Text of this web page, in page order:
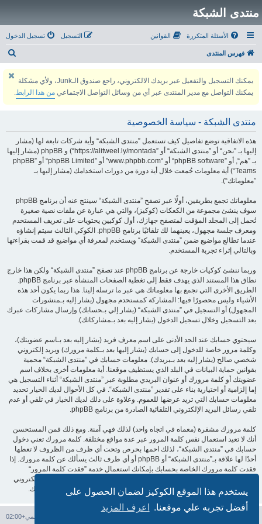
يستخدم هذا الموقع الكوكيز لضمان الحصول على
أفضل تجربه علي موقعنا.
اعرف المزيد
منتدى الشبكة
الأسئلة المتكررة القوانين تسجيل الدخول التسجيل
فهرس المنتدى
يمكنك التسجيل والتفعيل عبر بريدك الالكتروني، راجع صندوق الـJunk، ولأي مشكلة
يمكنك التواصل مع مدير المنتدى عبر أي من وسائل التواصل الاجتماعي من هذا الرابط.
منتدى الشبكة - سياسة الخصوصية
هذه الاتفاقية توضع تفاصيل كيف تستعمل ”منتدى الشبكة“ وأية شركات تابعة لها (مشار
إليها بـ ”نحن“ أو ”منتدى الشبكة“ أو ”https://alitweel.ly/montada“) و phpBB (مشار إليها
بـ ”هم“, أو ”phpBB software“ أو “www.phpbb.com” أو ”phpBB Limited“ أو ”phpBB
Teams“) أية معلومات جُمعت خلال أية دورة من دورات استخدامك (مشار إليها بـ
”معلوماتك“).
معلوماتك تجمع بطريقين، أولًا عبر تصفح ”منتدى الشبكة“ سينتج عنه أن برنامج phpBB
سوف ينشئ مجموعة من الكعكات (كوكيز)، والتي هي عبارة عن ملفات نصية صغيرة
تُحمل إلى المجلد المؤقت لمتصفح جهازك، أول كوكيين يحتويات على تعريف المستخدم
ومعرف جلسة مجهول، يعينهما لك تلقائيًا برنامج phpBB. الكوكي الثالث سيتم إنشاؤه
عندما تطالع مواضيع ضمن ”منتدى الشبكة“ ويستخدم لمعرفة أي مواضيع قد قمت بقراءتها
وبالتالي إثراء تجربة المستخدم.
وربما ننشئ كوكيات خارجة عن برنامج phpBB عند تصفح ”منتدى الشبكة“ ولكن هذا خارج
نطاق هذا المستند الذي يهدف فقط إلى تغطية الصفحات المنشأة عبر برنامج phpBB.
الطريق الأخرى التي نجمع بها معلوماتك هي عبر ما ترسله إلينا. هذا ربما يكون أحد هذه
الأشياء وليس محصورًا فيها: المشاركة كمستحدم مجهول (يشار إليه بـمنشورات
المجهول) أو التسجيل في ”منتدى الشبكة“ (يشار إلي بـحسابك) وإرسال مشاركات عبرك
بعد التسجيل وخلال تسجيل الدخول (يشار إليه بعد بـمشاركاتك).
سيحتوي حسابك عند الحد الأدنى على اسم معرف فريد (يشار إليه بعد بـاسم عضويتك)،
وكلمة مرور خاصة للدخول إلى حسابك (يشار إليها بعد بـكلمة مرورك) وبريد إلكتروني
شخصي صالح (يشار إليه بعد بـبريدك). معلومات حسابك في ”منتدى الشبكة“ محمية
بقوانين حماية البيانات في البلد الذي يستظيف موقعنا. أية معلومات أخرى بخلاف اسم
عضويتك أو كلمة مرورك أو عنوان البريدي مطلوبة عبر ”منتدى الشبكة“ أثناء التسجيل هي
إما إلزامية أو اختيارية بناء على تقدير ”منتدى الشبكة“. في كل الأحوال لديك الخيار تحديد
معلومات حسابك التي تريد عرضها للعموم. وعلاوة على ذلك لديك الخيار في تلقي أو عدم
تلقي رسائل البريد الإلكتروني التلقائية الصادرة من برنامج phpBB.
كلمة مرورك مشفرة (معماه في اتجاه واحد) لذلك فهي آمنة. ومع ذلك فمن المستحسن
أنك لا تعيد استعمال نفس كلمة المرور عبر عدة مواقع مختلفة. كلمة مرورك تعني دخول
حسابك في ”منتدى الشبكة“، لذلك احمها بحرص وتحت أي ظرف من الظروف لا تعطها
أحدًا لها علاقة بـ”منتدى الشبكة“ أو phpBB أو أي طرف ثالث يسألك عن كلمة مرورك. إذا
فقدت كلمة مرورك الخاصة بحسابك بإمكانك استعمال خدمة ”فقدت كلمة المرور“
المقدمة من برنامج phpBB. هذه العملية ستسألك عن اسم عضويتك وبريدك الإلكتروني
وبعد ذلك برنامج phpBB سينشئ لك كلمة مرور جديدة لكي تدخل بها إلى حسابك.
التوقيت العالمي+02:00